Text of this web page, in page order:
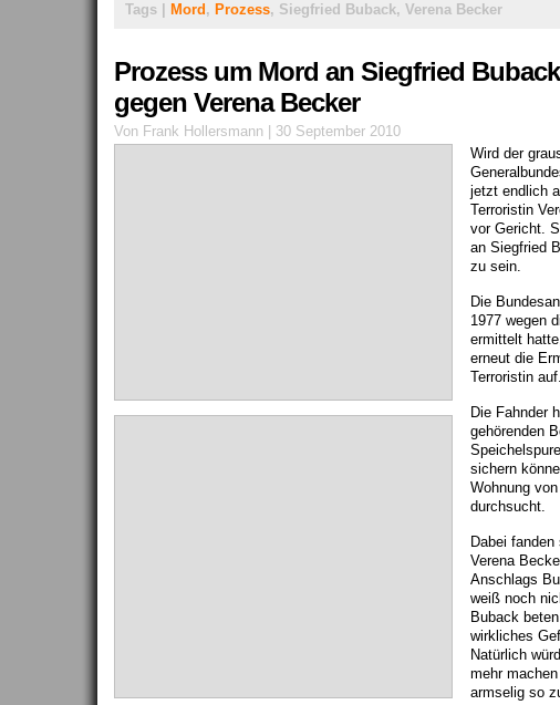
Tags | Mord , Prozess, Siegfried Buback, Verena Becker
Prozess um Mord an Siegfried
gegen Verena Becker
Von Frank Hollersmann | 30 September 2010
Wird der
jetzt endlich
Terroristin
vor Gericht.
an Siegfried
zu sein.
Die
1977 wegen
ermittelt
erneut die
Terroristin auf.
Die Fahnder
gehörenden
sichern
Wohnung
durchsucht.
Dabei
Verena
Anschlags
weiß noch
Buback
wirkliches
Natürlich
mehr
armselig so